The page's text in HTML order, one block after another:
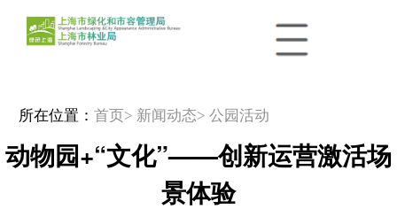
所在位置： 首页 > 新闻动态> 公园活动
动物园+“文化”——创新运营激活场
景体验